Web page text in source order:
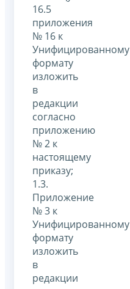
16.5
приложения
№ 16 к
Унифицированному
формату
изложить
в
редакции
согласно
приложению
№ 2 к
настоящему
приказу;
1.3.
Приложение
№ 3 к
Унифицированному
формату
изложить
в
редакции